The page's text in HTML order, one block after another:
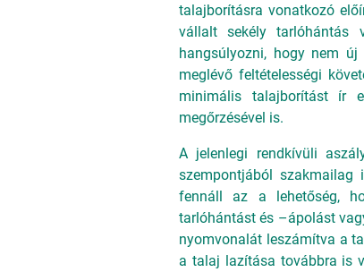
talajborításra vonatkozó
vállalt sekély tarlóhántás
hangsúlyozni, hogy nem
meglévő feltételességi
minimális talajborítást ír
megőrzésével is.
A jelenlegi rendkívüli
szempontjából szakmailag
fennáll az a lehetőség,
tarlóhántást és –ápolást
nyomvonalát leszámítva a
a talaj lazítása továbbra is